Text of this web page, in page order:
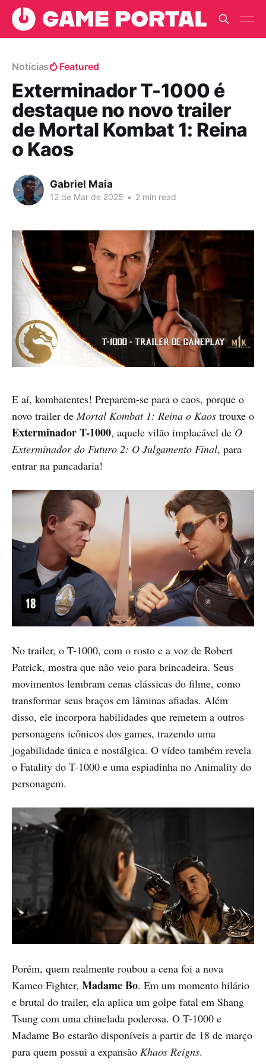
Notícias Featured
Exterminador T-1000 é
destaque no novo trailer
de Mortal Kombat 1: Reina
o Kaos
Gabriel Maia
12 de Mar de 2025 • 2 min read
E aí, kombatentes! Preparem-se para o caos, porque o
novo trailer deMortal Kombat 1: Reina o Kaos trouxe o
Exterminador T-1000, aquele vilão implacável de O
Exterminador do Futuro 2: O Julgamento Final, para
entrar na pancadaria!
No trailer, o T-1000, com o rosto e a voz de Robert
Patrick, mostra que não veio para brincadeira. Seus
movimentos lembram cenas clássicas do filme, como
transformar seus braços em lâminas afiadas. Além
disso, ele incorpora habilidades que remetem a outros
personagens icônicos dos games, trazendo uma
jogabilidade única e nostálgica. O vídeo também revela
o Fatality do T-1000 e uma espiadinha no Animality do
personagem.
Porém, quem realmente roubou a cena foi a nova
Kameo Fighter, Madame Bo. Em um momento hilário
e brutal do trailer, ela aplica um golpe fatal em Shang
Tsung com uma chinelada poderosa. O T-1000 e
Madame Bo estarão disponíveis a partir de 18 de março
para quem possui a expansão Khaos Reigns.